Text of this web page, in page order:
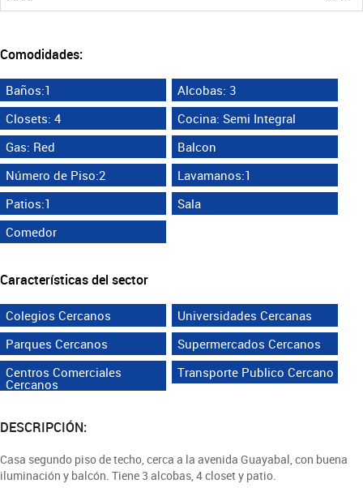
Comodidades:
Baños:1
Alcobas: 3
Closets: 4
Cocina: Semi Integral
Gas: Red
Balcon
Número de Piso:2
Lavamanos:1
Patios:1
Sala
Comedor
Características del sector
Colegios Cercanos
Universidades Cercanas
Parques Cercanos
Supermercados Cercanos
Centros Comerciales
Cercanos
Transporte Publico Cercano
DESCRIPCIÓN:
Casa segundo piso de techo, cerca a la avenida Guayabal, con buena
iluminación y balcón. Tiene 3 alcobas, 4 closet y patio.